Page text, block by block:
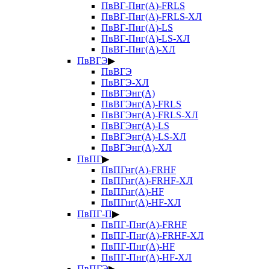
ПвВГ-Пнг(А)-FRLS
ПвВГ-Пнг(А)-FRLS-ХЛ
ПвВГ-Пнг(А)-LS
ПвВГ-Пнг(А)-LS-ХЛ
ПвВГ-Пнг(А)-ХЛ
ПвВГЭ▶
ПвВГЭ
ПвВГЭ-ХЛ
ПвВГЭнг(А)
ПвВГЭнг(А)-FRLS
ПвВГЭнг(А)-FRLS-ХЛ
ПвВГЭнг(А)-LS
ПвВГЭнг(А)-LS-ХЛ
ПвВГЭнг(А)-ХЛ
ПвПГ▶
ПвПГнг(А)-FRHF
ПвПГнг(А)-FRHF-ХЛ
ПвПГнг(А)-HF
ПвПГнг(А)-HF-ХЛ
ПвПГ-П▶
ПвПГ-Пнг(А)-FRHF
ПвПГ-Пнг(А)-FRHF-ХЛ
ПвПГ-Пнг(А)-HF
ПвПГ-Пнг(А)-HF-ХЛ